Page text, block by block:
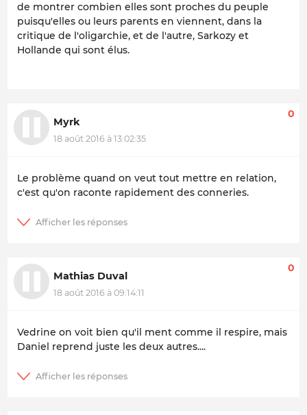
de montrer combien elles sont proches du peuple
puisqu'elles ou leurs parents en viennent, dans la
critique de l'oligarchie, et de l'autre, Sarkozy et
Hollande qui sont élus.
Myrk
18 août 2016 à 13:02:35
0
Le problème quand on veut tout mettre en relation,
c'est qu'on raconte rapidement des conneries.
Mathias Duval
18 août 2016 à 09:14:11
0
Vedrine on voit bien qu'il ment comme il respire, mais
Daniel reprend juste les deux autres....